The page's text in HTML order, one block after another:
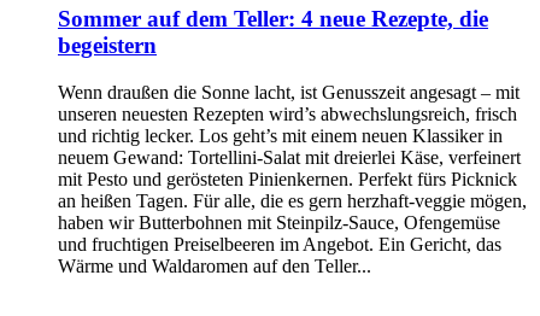
Sommer auf dem Teller: 4 neue Rezepte, die
begeistern
Wenn draußen die Sonne lacht, ist Genusszeit angesagt – mit
unseren neuesten Rezepten wird’s abwechslungsreich, frisch
und richtig lecker. Los geht’s mit einem neuen Klassiker in
neuem Gewand: Tortellini-Salat mit dreierlei Käse, verfeinert
mit Pesto und gerösteten Pinienkernen. Perfekt fürs Picknick
an heißen Tagen. Für alle, die es gern herzhaft-veggie mögen,
haben wir Butterbohnen mit Steinpilz-Sauce, Ofengemüse
und fruchtigen Preiselbeeren im Angebot. Ein Gericht, das
Wärme und Waldaromen auf den Teller...